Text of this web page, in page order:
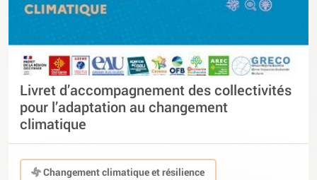
Livret d’accompagnement des collectivités
pour l’adaptation au changement
climatique
Changement climatique et résilience